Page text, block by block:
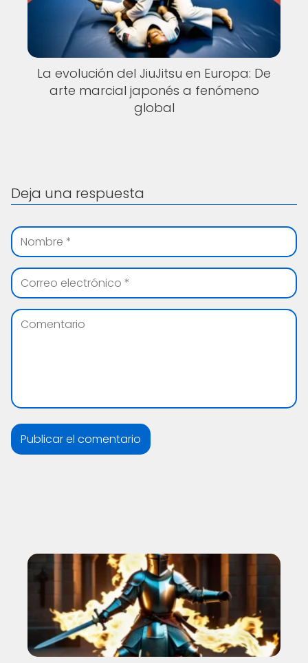
La evolución del JiuJitsu en Europa: De
arte marcial japonés a fenómeno
global
Deja una respuesta